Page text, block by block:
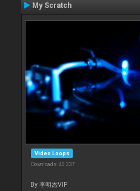
My Scratch
Video Loops
Downloads: 40 237
By 李明杰VIP